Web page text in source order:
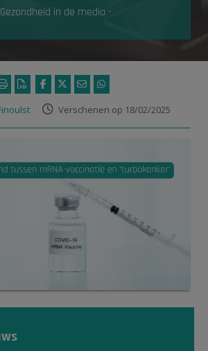
in de media -
Verschenen op 18/02/2025